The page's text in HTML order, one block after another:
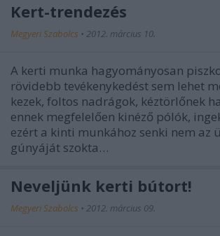
Kert-trendezés
Megyeri Szabolcs • 2012. március 10.
A kerti munka hagyományosan
rövidebb tevékenykedést sem lehet
kezek, foltos nadrágok, kéztörlőnek
ennek megfelelően kinéző pólók,
ezért a kinti munkához senki nem az
gúnyáját szokta…
Neveljünk kerti bútort!
Megyeri Szabolcs • 2012. március 09.